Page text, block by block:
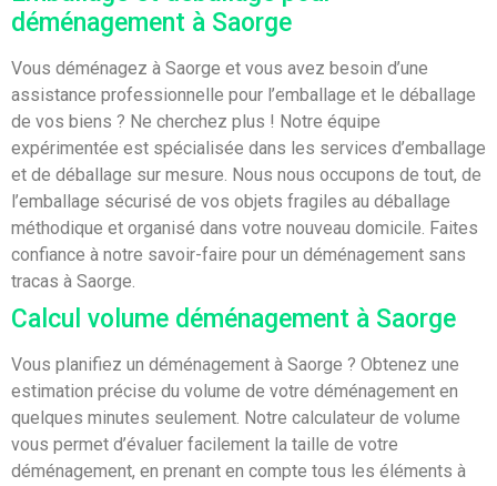
déménagement à Saorge
Vous déménagez à Saorge et vous avez besoin d’une
assistance professionnelle pour l’emballage et le déballage
de vos biens ? Ne cherchez plus ! Notre équipe
expérimentée est spécialisée dans les services d’emballage
et de déballage sur mesure. Nous nous occupons de tout, de
l’emballage sécurisé de vos objets fragiles au déballage
méthodique et organisé dans votre nouveau domicile. Faites
confiance à notre savoir-faire pour un déménagement sans
tracas à Saorge.
Calcul volume déménagement à Saorge
Vous planifiez un déménagement à Saorge ? Obtenez une
estimation précise du volume de votre déménagement en
quelques minutes seulement. Notre calculateur de volume
vous permet d’évaluer facilement la taille de votre
déménagement, en prenant en compte tous les éléments à